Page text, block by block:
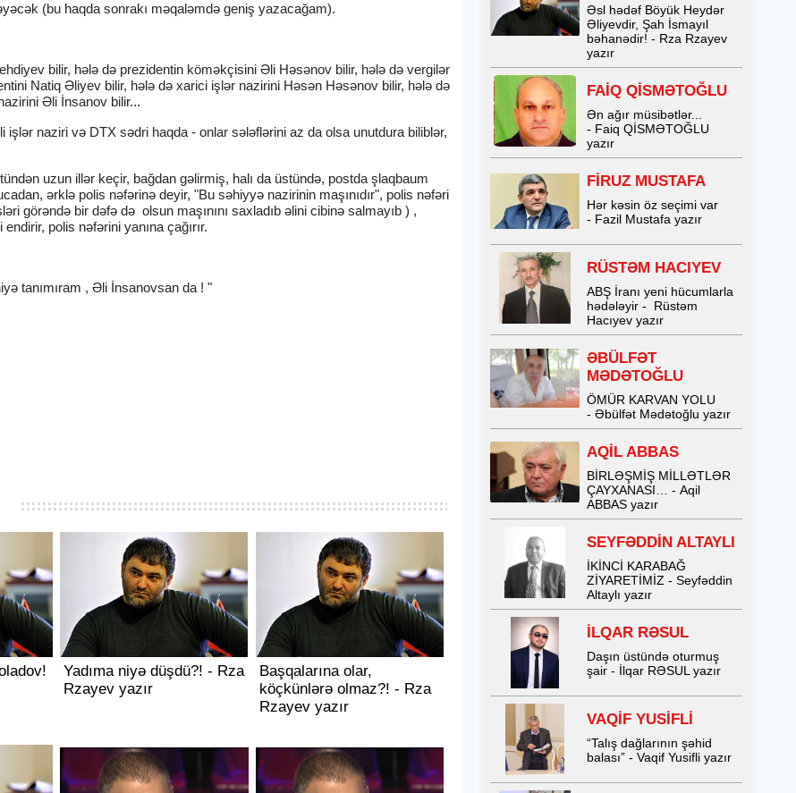
(bu haqda sonrakı məqaləmdə geniş yazacağam).
bilir, hələ də prezidentin köməkçisini Əli Həsənov bilir, hələ də vergilər
Natiq Əliyev bilir, hələ də xarici işlər nazirini Həsən Həsənov bilir, hələ də
Əli İnsanov bilir...
naziri və DTX sədri haqda - onlar sələflərini az da olsa unutdura biliblər,
uzun illər keçir, bağdan gəlirmiş, halı da üstündə, postda şlaqbaum
ərklə polis nəfərinə deyir, "Bu səhiyyə nazirinin maşınıdır", polis nəfəri
görəndə bir dəfə də olsun maşınını saxladıb əlini cibinə salmayıb ) ,
polis nəfərini yanına çağırır.
tanımıram , Əli İnsanovsan da ! "
Yadıma niyə düşdü?! - Rza
Rzayev yazır
Başqalarına olar,
köçkünlərə olmaz?! - Rza
Rzayev yazır
Əsl hədəf Böyük Heydər
Əliyevdir, Şah İsmayıl
bəhanədir! - Rza Rzayev
yazır
FAİQ QİSMƏTOĞLU
Ən ağır müsibətlər...
- Faiq QİSMƏTOĞLU
yazır
FİRUZ MUSTAFA
Hər kəsin öz seçimi var
- Fazil Mustafa yazır
RÜSTƏM HACIYEV
ABŞ İranı yeni hücumlarla
hədələyir - Rüstəm
Hacıyev yazır
ƏBÜLFƏT
MƏDƏTOĞLU
ÖMÜR KARVAN YOLU
- Əbülfət Mədətoğlu yazır
AQİL ABBAS
BİRLƏŞMİŞ MİLLƏTLƏR
ÇAYXANASI… - Aqil
ABBAS yazır
SEYFƏDDİN ALTAYLI
İKİNCİ KARABAĞ
ZİYARETİMİZ - Seyfəddin
Altaylı yazır
İLQAR RƏSUL
Daşın üstündə oturmuş
şair - İlqar RƏSUL yazır
VAQİF YUSİFLİ
“Talış dağlarının şəhid
balası” - Vaqif Yusifli yazır